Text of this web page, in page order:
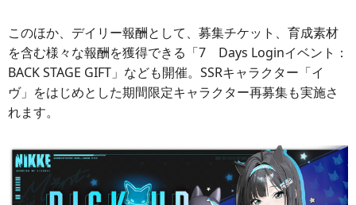
このほか、デイリー報酬として、募集チケット、育成素材
を含む様々な報酬を獲得できる「7 Days Loginイベント：
BACK STAGE GIFT」なども開催。SSRキャラクター「イ
ヴ」をはじめとした期間限定キャラクター再募集も実施さ
れます。